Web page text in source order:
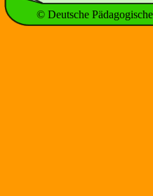
© Deutsche